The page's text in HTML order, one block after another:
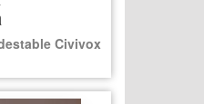
Civivox